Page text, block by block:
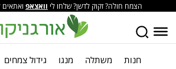
הצמח חולה? זקוק לדשן? שלחו לי וואצאפ ואתאים
אין חנות משתלה מנגו גידול צמחים